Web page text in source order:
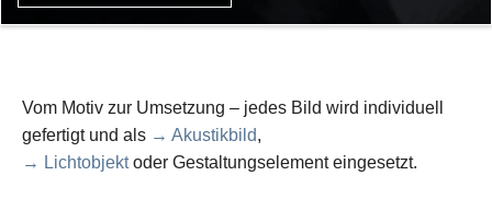
Vom Motiv zur Umsetzung – jedes Bild wird individuell
gefertigt und als → Akustikbild,
→ Lichtobjektoder Gestaltungselement eingesetzt.